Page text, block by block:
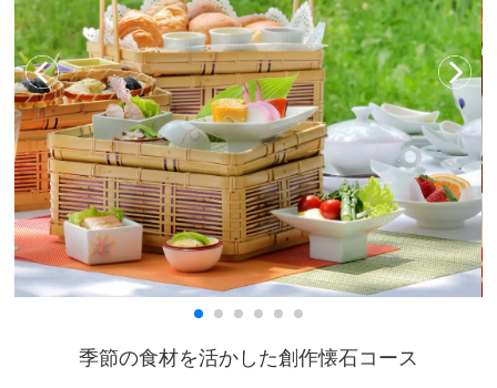
季節の食材を活かした創作懐石コース